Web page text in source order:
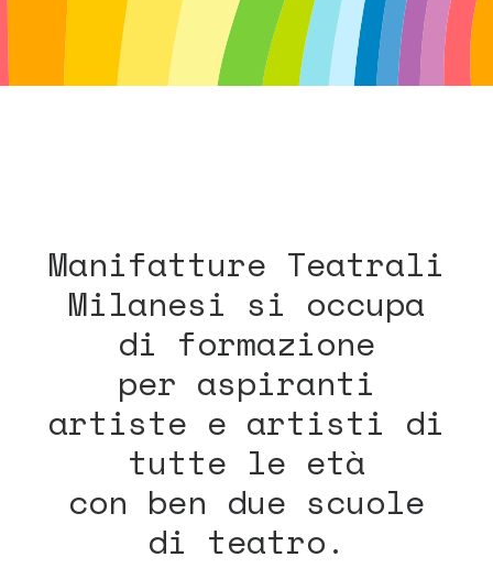
Manifatture Teatrali
Milanesi si occupa
di formazione
per aspiranti
artiste e artisti di
tutte le età
con ben due scuole
di teatro.